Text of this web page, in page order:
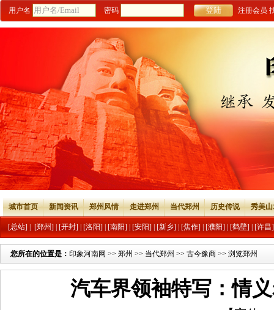
用户名 密码 注册会员
城市首页 新闻资讯 郑州风情 走进郑州 当代郑州 历史传说 秀美
[总站] [郑州] [开封] [洛阳] [南阳] [安阳] [新乡] [焦作] [濮阳] [鹤壁] [许昌]
您所在的位置是： 印象河南网 >> 郑州 >> 当代郑州 >> 古今豫商 >> 浏览郑州
汽车界领袖特写：情